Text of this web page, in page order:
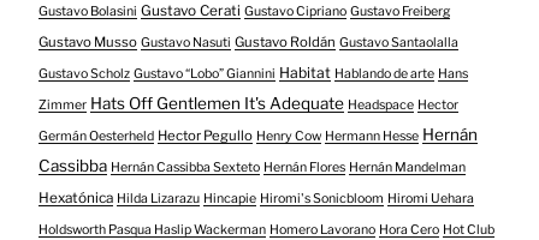
Gustavo Bolasini Gustavo Cerati Gustavo Cipriano Gustavo Freiberg
Gustavo Musso Gustavo Nasuti Gustavo Roldán Gustavo Santaolalla
Gustavo Scholz Gustavo “Lobo” Giannini Habitat Hablando de arte Hans
Zimmer Hats Off Gentlemen It's Adequate Headspace Hector
Germán Oesterheld Hector Pegullo Henry Cow Hermann Hesse Hernán
Cassibba Hernán Cassibba Sexteto Hernán Flores Hernán Mandelman
Hexatónica Hilda Lizarazu Hincapie Hiromi's Sonicbloom Hiromi Uehara
Holdsworth Pasqua Haslip Wackerman Homero Lavorano Hora Cero Hot Club